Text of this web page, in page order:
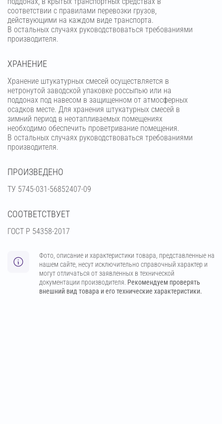
соответствии с правилами перевозки грузов,
действующими на каждом виде транспорта.
В остальных случаях руководствоваться требованиями
производителя.
ХРАНЕНИЕ
Хранение штукатурных смесей осуществляется в
нетронутой заводской упаковке россыпью или на
поддонах под навесом в защищенном от атмосферных
осадков месте. Для хранения штукатурных смесей в
зимний период в неотапливаемых помещениях
необходимо обеспечить проветривание помещения.
В остальных случаях руководствоваться требованиями
производителя.
ПРОИЗВЕДЕНО
ТУ 5745-031-56852407-09
СООТВЕТСТВУЕТ
ГОСТ Р 54358-2017
Фото, описание и характеристики товара, представленные на
нашем сайте, несут исключительно справочный характер и
могут отличаться от заявленных в технической
документации производителя. Рекомендуем проверять
внешний вид товара и его технические характеристики.